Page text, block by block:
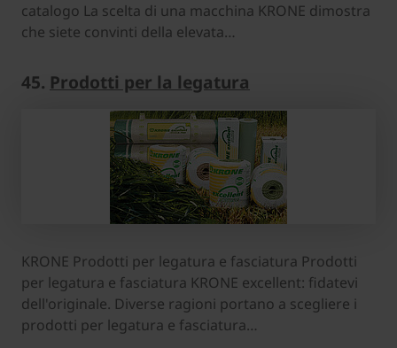
catalogo La scelta di una macchina KRONE dimostra
che siete convinti della elevata…
45. Prodotti per la legatura
KRONE Prodotti per legatura e fasciatura Prodotti
per legatura e fasciatura KRONE excellent: fidatevi
dell'originale. Diverse ragioni portano a scegliere i
prodotti per legatura e fasciatura…